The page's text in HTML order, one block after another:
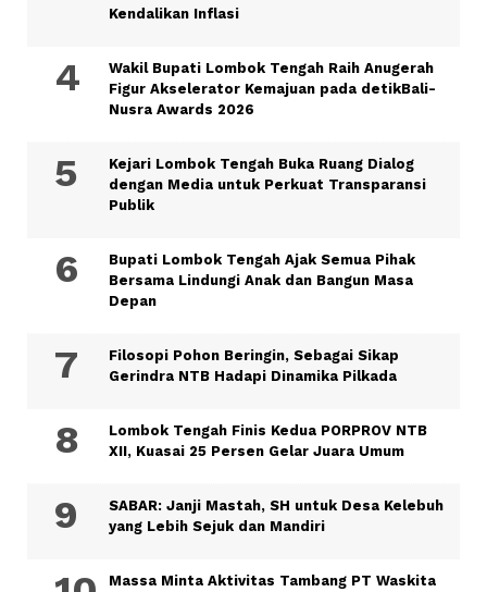
Kendalikan Inflasi
Wakil Bupati Lombok Tengah Raih Anugerah
Figur Akselerator Kemajuan pada detikBali-
Nusra Awards 2026
Kejari Lombok Tengah Buka Ruang Dialog
dengan Media untuk Perkuat Transparansi
Publik
Bupati Lombok Tengah Ajak Semua Pihak
Bersama Lindungi Anak dan Bangun Masa
Depan
Filosopi Pohon Beringin, Sebagai Sikap
Gerindra NTB Hadapi Dinamika Pilkada
Lombok Tengah Finis Kedua PORPROV NTB
XII, Kuasai 25 Persen Gelar Juara Umum
SABAR: Janji Mastah, SH untuk Desa Kelebuh
yang Lebih Sejuk dan Mandiri
Massa Minta Aktivitas Tambang PT Waskita